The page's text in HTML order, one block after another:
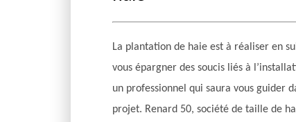
La plantation de haie est à réaliser en
vous épargner des soucis liés à
un professionnel qui saura vous guider
projet. Renard 50, société de taille de